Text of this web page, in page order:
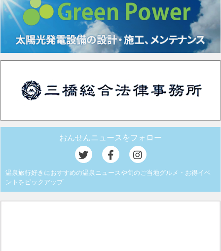
おんせんニュースをフォロー
温泉旅行好きにおすすめの温泉ニュースや旬のご当地グルメ・お得イベ
ントをピックアップ